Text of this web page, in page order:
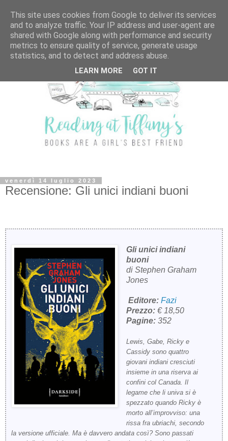
venerdì 14 luglio 2023
Recensione: Gli unici indiani buoni
Gli unici indiani
buoni
di Stephen Graham
Jones
Editore: Fazi
Prezzo:€ 18,50
Pagine: 352
Lewis, Gabe, Ricky e
Cassidy sono quattro
giovani indiani cresciuti
insieme in una riserva ai
confini col Canada. Il
legame che li univa si è
spezzato quando Ricky è
morto all’improvviso: una
rissa fra ubriachi, secondo
la versione ufficiale. Ma è davvero andata così? Sono passati
This site uses cookies from Google to deliver its services
and to analyze traffic. Your IP address and user-agent are
shared with Google along with performance and security
metrics to ensure quality of service, generate usage
statistics, and to detect and address abuse.
LEARN MORE GOT IT